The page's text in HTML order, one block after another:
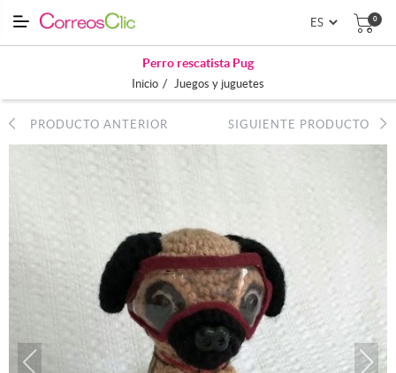
0
Perro rescatista Pug
Inicio / Juegos y juguetes
PRODUCTO ANTERIOR SIGUIENTE PRODUCTO